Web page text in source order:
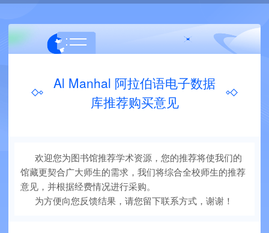
Al Manhal 阿拉伯语电子数据
库推荐购买意见
欢迎您为图书馆推荐学术资源，您的推荐将使我们的
馆藏更契合广大师生的需求，我们将综合全校师生的推荐
意见，并根据经费情况进行采购。
为方便向您反馈结果，请您留下联系方式，谢谢！